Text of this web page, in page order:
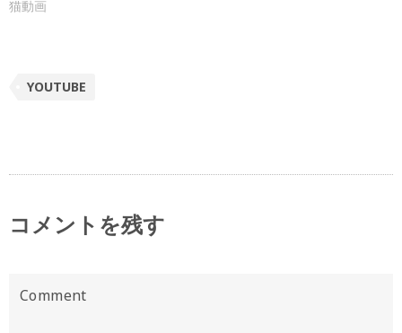
猫動画
YOUTUBE
コメントを残す